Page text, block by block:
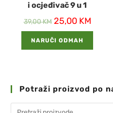
i ocjeđivač 9 u 1
39,00KM 25,00 KM
NARUČI ODMAH
Potraži proizvod po